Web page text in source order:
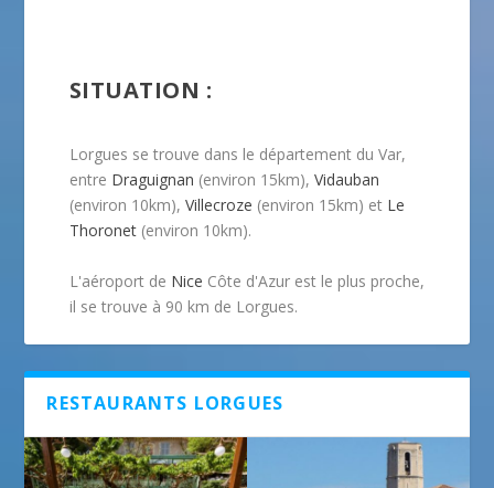
SITUATION :
Lorgues se trouve dans le département du Var,
entre Draguignan (environ 15km), Vidauban
(environ 10km), Villecroze (environ 15km) et Le
Thoronet(environ 10km).
L'aéroport de Nice Côte d'Azur est le plus proche,
il se trouve à 90 km de Lorgues.
RESTAURANTS LORGUES